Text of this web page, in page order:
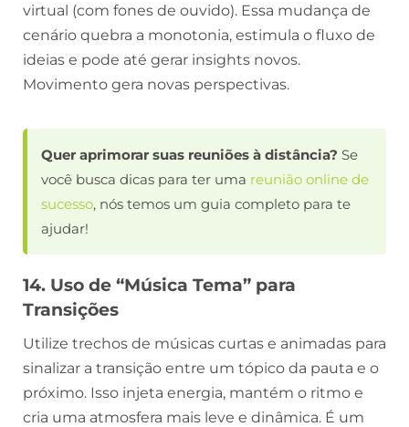
virtual (com fones de ouvido). Essa mudança de
cenário quebra a monotonia, estimula o fluxo de
ideias e pode até gerar insights novos.
Movimento gera novas perspectivas.
Quer aprimorar suas reuniões à distância? Se
você busca dicas para ter uma reunião online de
sucesso, nós temos um guia completo para te
ajudar!
14. Uso de “Música Tema” para
Transições
Utilize trechos de músicas curtas e animadas para
sinalizar a transição entre um tópico da pauta e o
próximo. Isso injeta energia, mantém o ritmo e
cria uma atmosfera mais leve e dinâmica. É um